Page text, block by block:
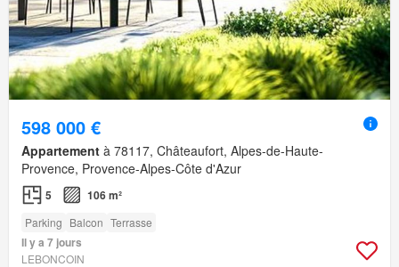
598 000 €
Appartement à 78117, Châteaufort, Alpes-de-Haute-
Provence, Provence-Alpes-Côte d'Azur
5 106 m²
Parking Balcon Terrasse
Il y a 7 jours
LEBONCOIN